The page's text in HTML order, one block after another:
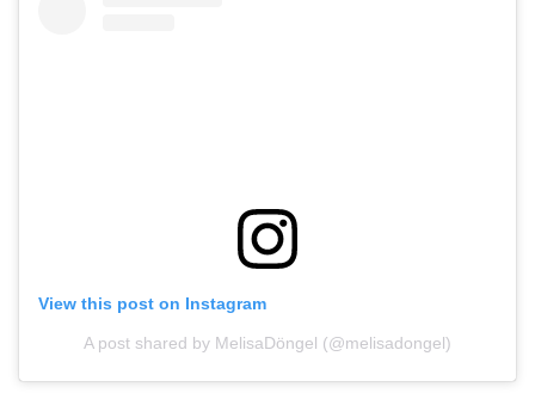
View this post on Instagram
A post shared by MelisaDöngel (@melisadongel)